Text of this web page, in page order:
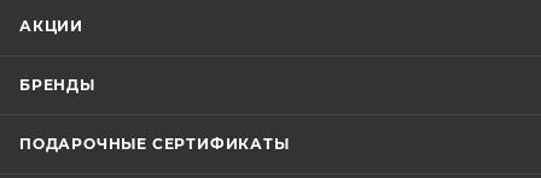
АКЦИИ
БРЕНДЫ
ПОДАРОЧНЫЕ СЕРТИФИКАТЫ